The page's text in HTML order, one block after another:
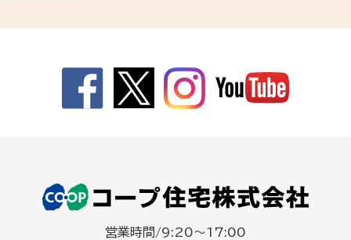
営業時間/9:20～17:00